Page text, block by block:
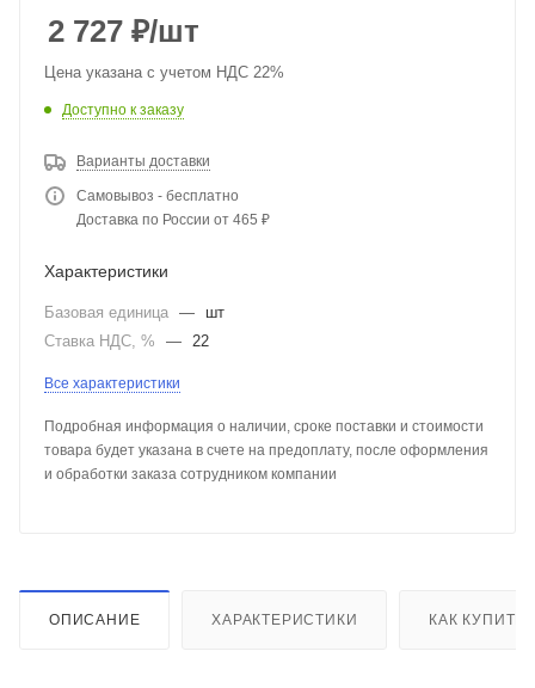
2 727 ₽/шт
Цена указана с учетом НДС 22%
Доступно к заказу
Варианты доставки
Самовывоз - бесплатно
Доставка по России от 465 ₽
Характеристики
Базовая единица —
шт
Ставка НДС, %
— 22
Все характеристики
Подробная информация о наличии, сроке поставки и стоимости
товара будет указана в счете на предоплату, после оформления
и обработки заказа сотрудником компании
ОПИСАНИЕ ХАРАКТЕРИСТИКИ КАК КУПИТЬ